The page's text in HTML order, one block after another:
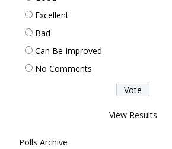
Excellent
Bad
Can Be Improved
No Comments
View Results
Polls Archive